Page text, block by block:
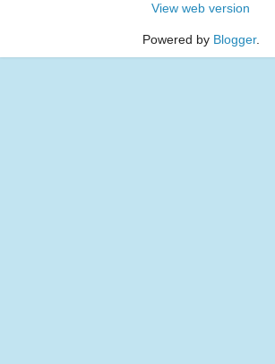
View web version
Powered by Blogger.